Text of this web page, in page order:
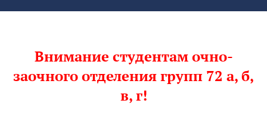
Внимание студентам очно-
заочного отделения групп 72 а, б,
в, г!